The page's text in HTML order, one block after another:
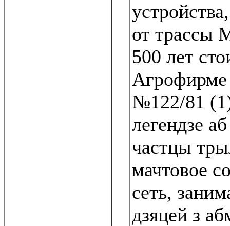
от трассы
500 лет
Агрофирме
№122/81
легендзе
частцы
мачтовое
сеть,
дзяцей з